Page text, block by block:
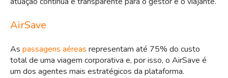
AirSave
As passagens aéreas representam até 75% do custo
total de uma viagem corporativa e, por isso, o AirSave é
um dos agentes mais estratégicos da plataforma.